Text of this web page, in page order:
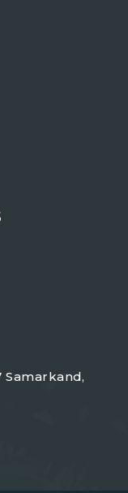
Samarkand,